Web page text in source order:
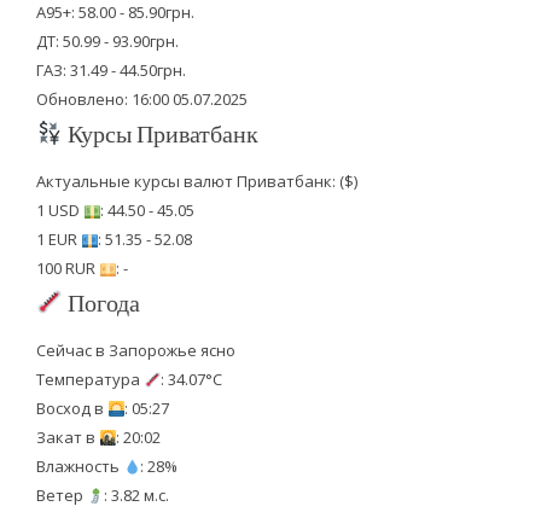
А95+: 58.00 - 85.90грн.
ДТ: 50.99 - 93.90грн.
ГАЗ: 31.49 - 44.50грн.
Обновлено: 16:00 05.07.2025
Курсы Приватбанк
Актуальные курсы валют Приватбанк: ($)
1 USD
: 44.50 - 45.05
1 EUR
: 51.35 - 52.08
100 RUR
: -
Погода
Сейчас в Запорожье ясно
Температура
: 34.07°C
Восход в
: 05:27
Закат в
: 20:02
Влажность
: 28%
Ветер
: 3.82 м.с.